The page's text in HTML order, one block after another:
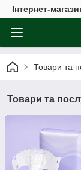
Інтернет-
Товари та
Товари та